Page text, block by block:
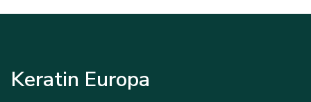
Keratin Europa